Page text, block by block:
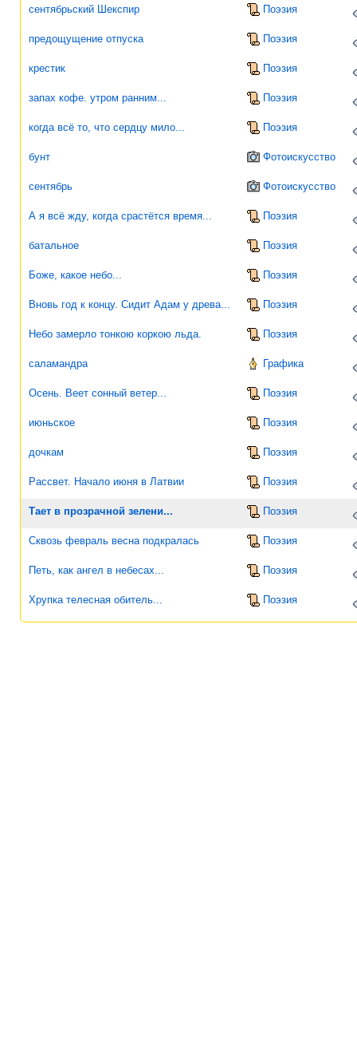
сентябрьский Шекспир Поэзия
предощущение отпуска Поэзия
крестик Поэзия
запах кофе. утром ранним... Поэзия
когда всё то, что сердцу мило... Поэзия
бунт Фотоискусство
сентябрь Фотоискусство
А я всё жду, когда срастётся время... Поэзия
батальное Поэзия
Боже, какое небо... Поэзия
Вновь год к концу. Сидит Адам у древа... Поэзия
Небо замерло тонкою коркою льда. Поэзия
саламандра Графика
Осень. Веет сонный ветер... Поэзия
июньское Поэзия
дочкам Поэзия
Рассвет. Начало июня в Латвии Поэзия
Тает в прозрачной зелени... Поэзия
Сквозь февраль весна подкралась Поэзия
Петь, как ангел в небесах... Поэзия
Хрупка телесная обитель... Поэзия